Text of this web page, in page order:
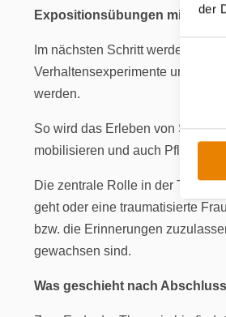
der
E
i
i
g
Expositionsübungen mit dem
Im nächsten Schritt werden
Verhaltensexperimente und
werden.
So wird das Erleben von
mobilisieren und auch
Die zentrale Rolle in der
geht oder eine traumatisierte
bzw. die Erinnerungen
gewachsen sind.
Was geschieht nach